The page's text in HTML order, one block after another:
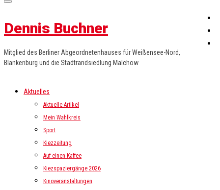
Dennis Buchner
Mitglied des Berliner Abgeordnetenhauses für Weißensee-Nord,
Blankenburg und die Stadtrandsiedlung Malchow
Aktuelles
Aktuelle Artikel
Mein Wahlkreis
Sport
Kiezzeitung
Auf einen Kaffee
Kiezspaziergänge 2026
Kinoveranstaltungen